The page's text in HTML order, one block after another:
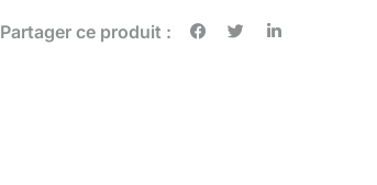
Partager ce produit :